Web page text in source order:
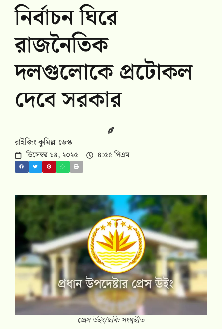
নির্বাচন ঘিরে
রাজনৈতিক
দলগুলোকে প্রটোকল
দেবে সরকার
রাইজিং কুমিল্লা ডেস্ক
ডিসেম্বর ১৪, ২০২৫ ৪:৫৫ পিএম
প্রেস উইং/ছবি: সংগৃহীত